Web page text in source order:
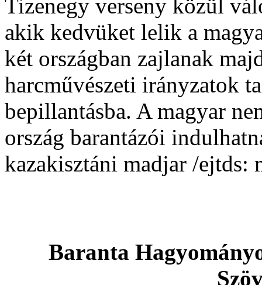
Tizenegy verseny közül
akik kedvüket lelik a
két országban zajlanak
harcművészeti irányzatok
bepillantásba. A magyar
ország barantázói
kazakisztáni madjar /ejtds:
Baranta